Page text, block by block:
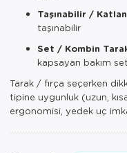
Taşınabilir /
taşınabilir
Set / Kombin
kapsayan bakım
Tarak / fırça seçerken
tipine uygunluk (uzun,
ergonomisi, yedek uç